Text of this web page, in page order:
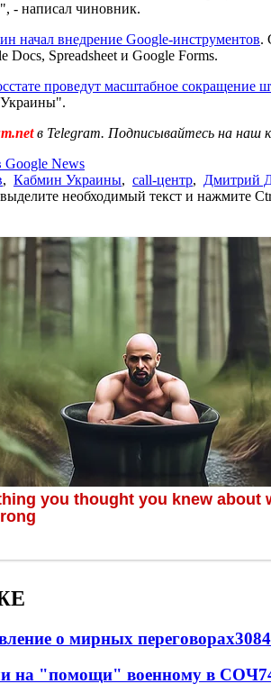
- написал чиновник.
начал внедрение Google-инструментов.
Docs, Spreadsheet и Google Forms.
проведут масштабное сокращение
Украины".
в Telegram. Подписывайтесь на наш
Google News
, Кабмин Украины, call-центр, Дмитрий
необходимый текст и нажмите
о мирных переговорах
на "помощи" военному в СОЧ